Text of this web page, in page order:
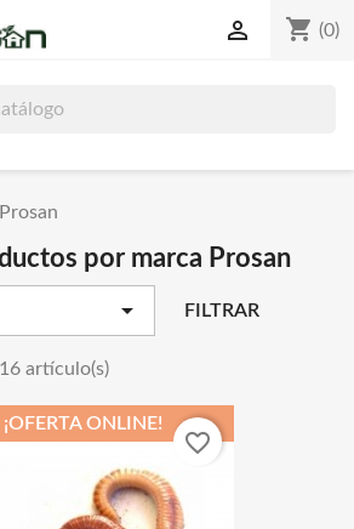
shopping_cart (0)

Prosan
por marca Prosan
 FILTRAR
artículo(s)
¡OFERTA ONLINE!
favorite_border